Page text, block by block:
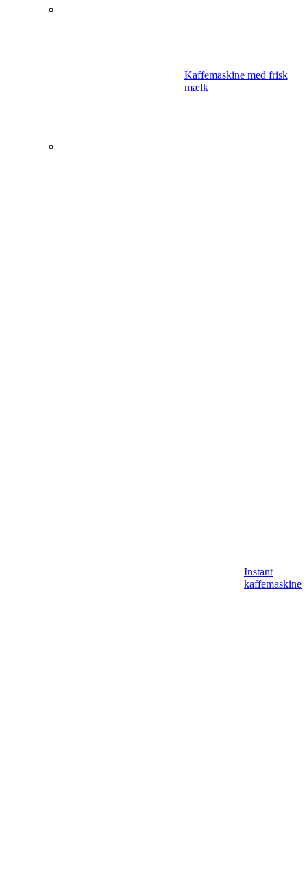
Kaffemaskine med frisk
mælk
Instant
kaffemaskine